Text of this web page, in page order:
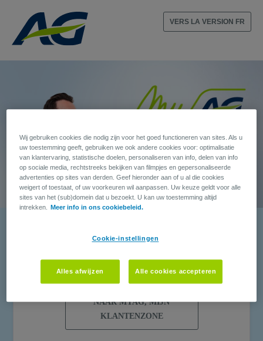
VERS LA VERSION FR
Particulieren
NAAR MYAG, MIJN
KLANTENZONE
Wij gebruiken cookies die nodig zijn voor het goed functioneren van sites. Als u
uw toestemming geeft, gebruiken we ook andere cookies voor: optimalisatie
van klantervaring, statistische doelen, personaliseren van info, delen van info
op sociale media, rechtstreeks bekijken van filmpjes en gepersonaliseerde
advertenties op sites van derden. Geef hieronder aan of u al die cookies
weigert of toestaat, of uw voorkeuren wil aanpassen. Uw keuze geldt voor alle
sites van het (sub)domein dat u bezoekt. U kan uw toestemming altijd
intrekken.
Meer info in ons cookiebeleid.
Cookie-instellingen
Alles afwijzen Alle cookies accepteren